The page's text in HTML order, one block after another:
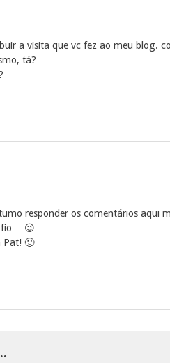
a visita que vc fez ao meu blog.
tá?
responder os comentários aqui
fio… 😉
Pat! 🙂